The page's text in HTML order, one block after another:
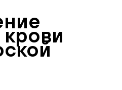
крови